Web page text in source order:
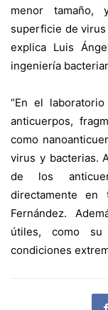
menor tamaño,
superficie de virus
explica Luis
ingeniería
“En el
anticuerpos,
como
virus y bacterias.
de los
directamente en
Fernández.
útiles, como su
condiciones